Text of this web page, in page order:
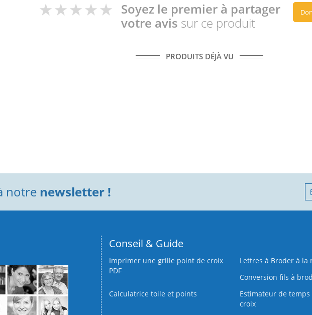
Soyez le premier à partager
votre avis sur ce produit
PRODUITS DÉJÀ VU
notre newsletter !
Conseil & Guide
Imprimer une grille point de croix
PDF
Lettres à Broder à la
Conversion fils à
Calculatrice toile et points
Estimateur de temps
croix